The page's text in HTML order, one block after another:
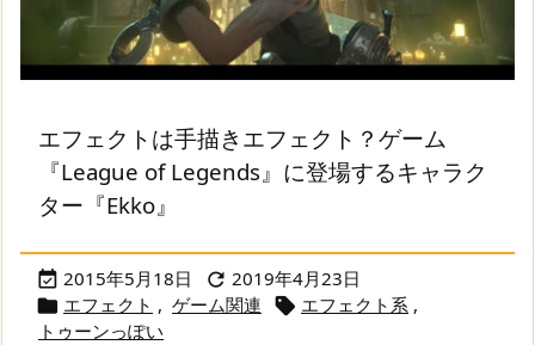
エフェクトは手描きエフェクト？ゲーム
『League of Legends』に登場するキャラク
ター『Ekko』
 2015年5月18日  2019年4月23日
 エフェクト , ゲーム関連  エフェクト系 ,
トゥーンっぽい